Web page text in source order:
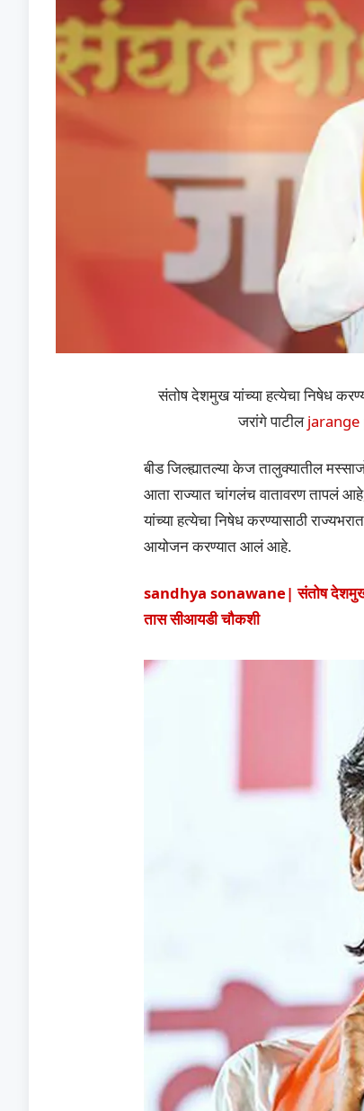
संतोष देशमुख यांच्या हत्येचा निषेध
जरांगे पाटीलjarange
बीड जिल्ह्यातल्या केज तालुक्यातील
आता राज्यात चांगलंच वातावरण तापलं
यांच्या हत्येचा निषेध करण्यासाठी
आयोजन करण्यात आलं आहे.
sandhya sonawane| संतोष देशमुख
तास सीआयडी चौकशी